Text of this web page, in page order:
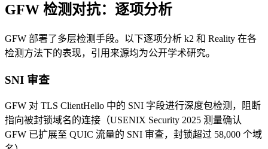
GFW 检测对抗：逐项分析
GFW 部署了多层检测手段。以下逐项分析 k2 和 Reality 在各
检测方法下的表现，引用来源均为公开学术研究。
SNI 审查
GFW 对 TLS ClientHello 中的 SNI 字段进行深度包检测，阻断
指向被封锁域名的连接（USENIX Security 2025 测量确认
GFW 已扩展至 QUIC 流量的 SNI 审查，封锁超过 58,000 个域